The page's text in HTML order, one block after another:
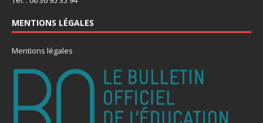
MENTIONS LÉGALES
Mentions légales